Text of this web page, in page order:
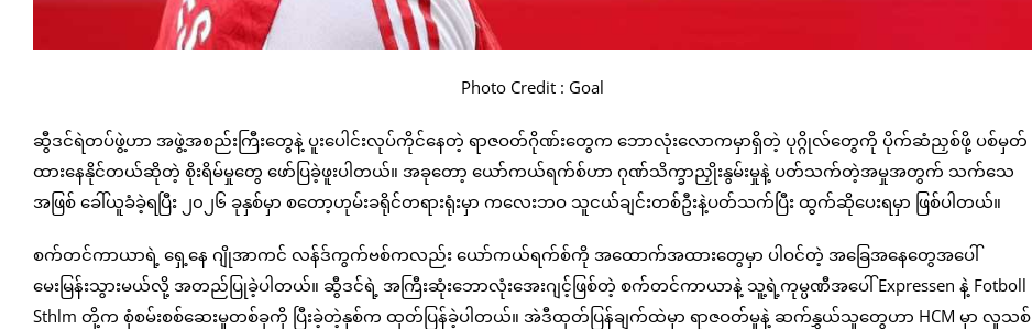
Photo Credit : Goal
ဆွီဒင်ရဲတပ်ဖွဲ့ဟာ အဖွဲ့အစည်းကြီးတွေနဲ့ ပူးပေါင်းလုပ်ကိုင်နေတဲ့ ရာဇဝတ်ဂိုဏ်းတွေက ဘောလုံးလောကမှာရှိတဲ့ ပုဂ္ဂိုလ်တွေကို ပိုက်ဆံညှစ်ဖို့ ပစ်မှတ်
ထားနေနိုင်တယ်ဆိုတဲ့ စိုးရိမ်မှုတွေ ဖော်ပြခဲ့ဖူးပါတယ်။ အခုတော့ ယော်ကယ်ရက်စ်ဟာ ဂုဏ်သိက္ခာညှိုးနွမ်းမှုနဲ့ ပတ်သက်တဲ့အမှုအတွက် သက်သေ
အဖြစ် ခေါ်ယူခံခဲ့ရပြီး ၂၀၂၆ ခုနှစ်မှာ စတော့ဟုမ်းခရိုင်တရားရုံးမှာ ကလေးဘဝ သူငယ်ချင်းတစ်ဦးနဲ့ပတ်သက်ပြီး ထွက်ဆိုပေးရမှာ ဖြစ်ပါတယ်။
စက်တင်ကာယာရဲ့ ရှေ့နေ ဂျိုအာကင် လန်ဒ်ကွက်ဗစ်ကလည်း ယော်ကယ်ရက်စ်ကို အထောက်အထားတွေမှာ ပါဝင်တဲ့ အခြေအနေတွေအပေါ်
မေးမြန်းသွားမယ်လို့ အတည်ပြုခဲ့ပါတယ်။ ဆွီဒင်ရဲ့ အကြီးဆုံးဘောလုံးအေးဂျင့်ဖြစ်တဲ့ စက်တင်ကာယာနဲ့ သူ့ရဲ့ကုမ္ပဏီအပေါ် Expressen နဲ့ Fotboll
Sthlm တို့က စုံစမ်းစစ်ဆေးမှုတစ်ခုကို ပြီးခဲ့တဲ့နှစ်က ထုတ်ပြန်ခဲ့ပါတယ်။ အဲဒီထုတ်ပြန်ချက်ထဲမှာ ရာဇဝတ်မှုနဲ့ ဆက်နွှယ်သူတွေဟာ HCM မှာ လူသစ်